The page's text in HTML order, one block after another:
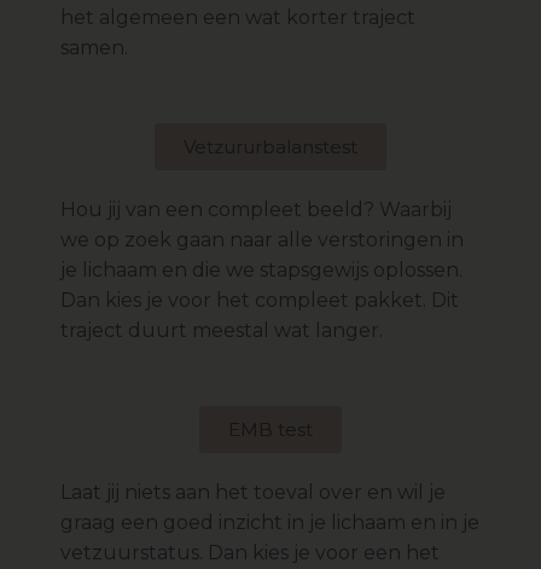
het algemeen een wat korter traject
samen.
Vetzururbalanstest
Hou jij van een compleet beeld? Waarbij
we op zoek gaan naar alle verstoringen in
je lichaam en die we stapsgewijs oplossen.
Dan kies je voor het compleet pakket. Dit
traject duurt meestal wat langer.
EMB test
Laat jij niets aan het toeval over en wil je
graag een goed inzicht in je lichaam en in je
vetzuurstatus. Dan kies je voor een het